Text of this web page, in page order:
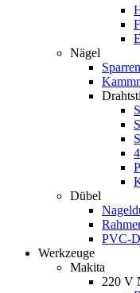
Nägel
Dübel
PVC-
Werkzeuge
Makita
220 V